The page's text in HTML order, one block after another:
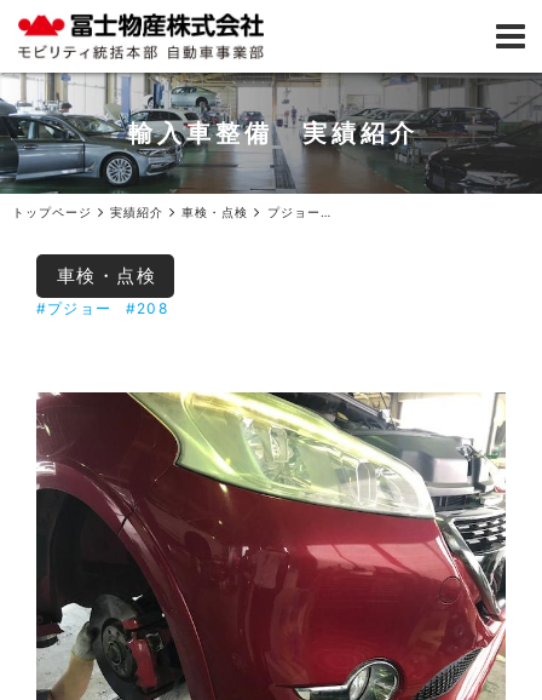
輸入車整備 実績紹介
トップページ 実績紹介 車検・点検
車検・点検
#プジョー #208